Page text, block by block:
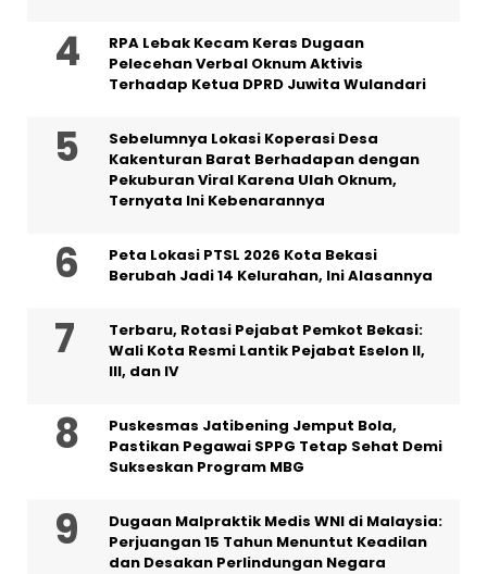
RPA Lebak Kecam Keras Dugaan
Pelecehan Verbal Oknum Aktivis
Terhadap Ketua DPRD Juwita Wulandari
Sebelumnya Lokasi Koperasi Desa
Kakenturan Barat Berhadapan dengan
Pekuburan Viral Karena Ulah Oknum,
Ternyata Ini Kebenarannya
Peta Lokasi PTSL 2026 Kota Bekasi
Berubah Jadi 14 Kelurahan, Ini Alasannya
‎Terbaru, Rotasi Pejabat Pemkot Bekasi:
Wali Kota Resmi Lantik Pejabat Eselon II,
III, dan IV ‎
Puskesmas Jatibening Jemput Bola,
Pastikan Pegawai SPPG Tetap Sehat Demi
Sukseskan Program MBG
‎Dugaan Malpraktik Medis WNI di Malaysia:
Perjuangan 15 Tahun Menuntut Keadilan
dan Desakan Perlindungan Negara